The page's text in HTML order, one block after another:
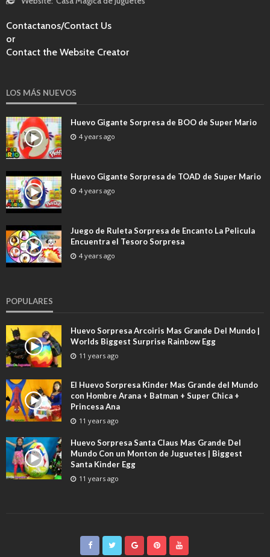
Contactanos/Contact Us
or
Contact the Website Creator
LOS MÁS NUEVOS
Huevo Gigante Sorpresa de BOO de Super Mario
4 years ago
Huevo Gigante Sorpresa de TOAD de Super Mario
4 years ago
Juego de Ruleta Sorpresa de Encanto La Pelicula
Encuentra el Tesoro Sorpresa
4 years ago
POPULARES
Huevo Sorpresa Arcoiris Mas Grande Del Mundo |
Worlds Biggest Surprise Rainbow Egg
11 years ago
El Huevo Sorpresa Kinder Mas Grande del Mundo
con Hombre Arana + Batman + Super Chica +
Princesa Ana
11 years ago
Huevo Sorpresa Santa Claus Mas Grande Del
Mundo Con un Monton de Juguetes | Biggest
Santa Kinder Egg
11 years ago